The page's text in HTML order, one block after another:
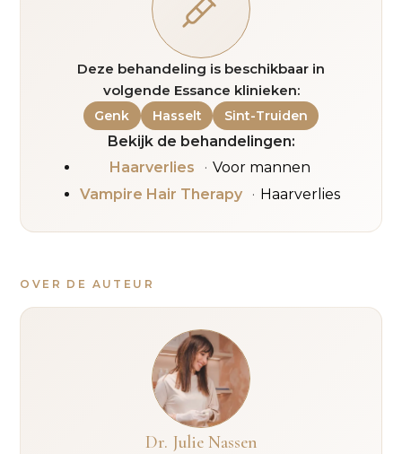
Deze behandeling is beschikbaar in
volgende Essance klinieken:
Genk Hasselt Sint-Truiden
Bekijk de behandelingen:
Haarverlies
Voor mannen
Vampire Hair Therapy
Haarverlies
OVER DE AUTEUR
Dr. Julie Nassen